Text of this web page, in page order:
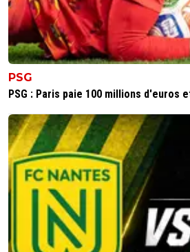
PSG
PSG : Paris paie 100 millions d'euros